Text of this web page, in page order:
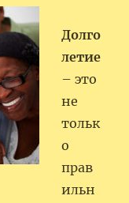
Долго
летие
– это
не
тольк
о
прав
ильн